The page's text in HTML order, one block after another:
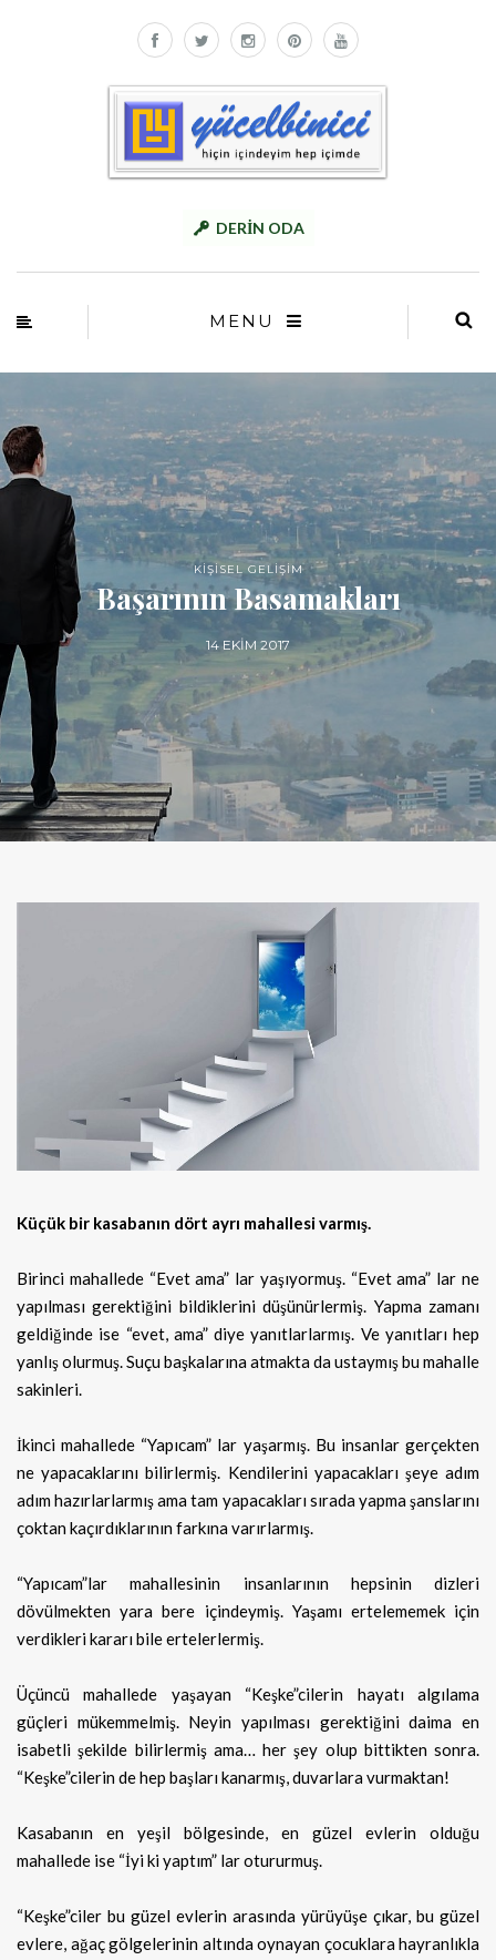
DERİN ODA
MENU
KİŞİSEL GELİŞİM
Başarının Basamakları
14 EKIM 2017
Küçük bir kasabanın dört ayrı mahallesi varmış.
Birinci mahallede “Evet ama” lar yaşıyormuş. “Evet ama” lar ne
yapılması gerektiğini bildiklerini düşünürlermiş. Yapma zamanı
geldiğinde ise “evet, ama” diye yanıtlarlarmış. Ve yanıtları hep
yanlış olurmuş. Suçu başkalarına atmakta da ustaymış bu mahalle
sakinleri.
İkinci mahallede “Yapıcam” lar yaşarmış. Bu insanlar gerçekten
ne yapacaklarını bilirlermiş. Kendilerini yapacakları şeye adım
adım hazırlarlarmış ama tam yapacakları sırada yapma şanslarını
çoktan kaçırdıklarının farkına varırlarmış.
“Yapıcam”lar mahallesinin insanlarının hepsinin dizleri
dövülmekten yara bere içindeymiş. Yaşamı ertelememek için
verdikleri kararı bile ertelerlermiş.
Üçüncü mahallede yaşayan “Keşke”cilerin hayatı algılama
güçleri mükemmelmiş. Neyin yapılması gerektiğini daima en
isabetli şekilde bilirlermiş ama… her şey olup bittikten sonra.
“Keşke”cilerin de hep başları kanarmış, duvarlara vurmaktan!
Kasabanın en yeşil bölgesinde, en güzel evlerin olduğu
mahallede ise “İyi ki yaptım” lar otururmuş.
“Keşke”ciler bu güzel evlerin arasında yürüyüşe çıkar, bu güzel
evlere, ağaç gölgelerinin altında oynayan çocuklara hayranlıkla